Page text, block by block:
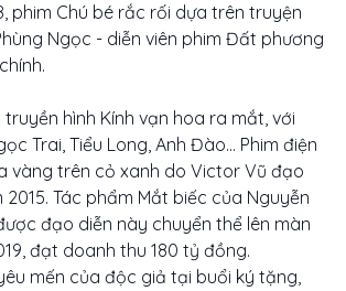
phim Chú bé rắc rối dựa trên truyện
Ngọc - diễn viên phim Đất phương
truyền hình Kính vạn hoa ra mắt, với
Trai, Tiểu Long, Anh Đào... Phim điện
vàng trên cỏ xanh do Victor Vũ đạo
Tác phẩm Mắt biếc của Nguyễn
đạo diễn này chuyển thể lên màn
đạt doanh thu 180 tỷ đồng.
mến của độc giả tại buổi ký tặng,